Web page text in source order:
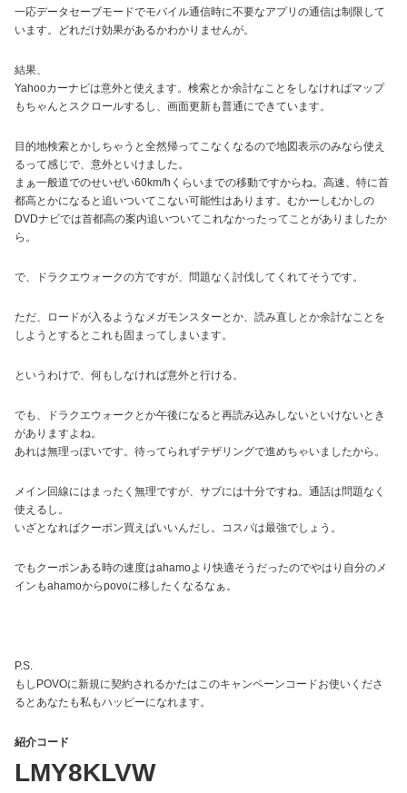
一応データセーブモードでモバイル通信時に不要なアプリの通信は制限して
います。どれだけ効果があるかわかりませんが。
結果、
Yahooカーナビは意外と使えます。検索とか余計なことをしなければマップ
もちゃんとスクロールするし、画面更新も普通にできています。
目的地検索とかしちゃうと全然帰ってこなくなるので地図表示のみなら使え
るって感じで、意外といけました。
まぁ一般道でのせいぜい60km/hくらいまでの移動ですからね。高速、特に首
都高とかになると追いついてこない可能性はあります。むかーしむかしの
DVDナビでは首都高の案内追いついてこれなかったってことがありましたか
ら。
で、ドラクエウォークの方ですが、問題なく討伐してくれてそうです。
ただ、ロードが入るようなメガモンスターとか、読み直しとか余計なことを
しようとするとこれも固まってしまいます。
というわけで、何もしなければ意外と行ける。
でも、ドラクエウォークとか午後になると再読み込みしないといけないとき
がありますよね。
あれは無理っぽいです。待ってられずテザリングで進めちゃいましたから。
メイン回線にはまったく無理ですが、サブには十分ですね。通話は問題なく
使えるし。
いざとなればクーポン買えばいいんだし。コスパは最強でしょう。
でもクーポンある時の速度はahamoより快適そうだったのでやはり自分のメ
インもahamoからpovoに移したくなるなぁ。
P.S.
もし POVOに新規に契約されるかたはこのキャンペーンコードお使いくださ
るとあなたも私もハッピーになれます。
紹介コード
LMY8KLVW